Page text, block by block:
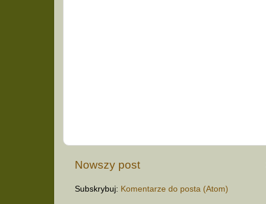
Nowszy post
Subskrybuj: Komentarze do posta (Atom)